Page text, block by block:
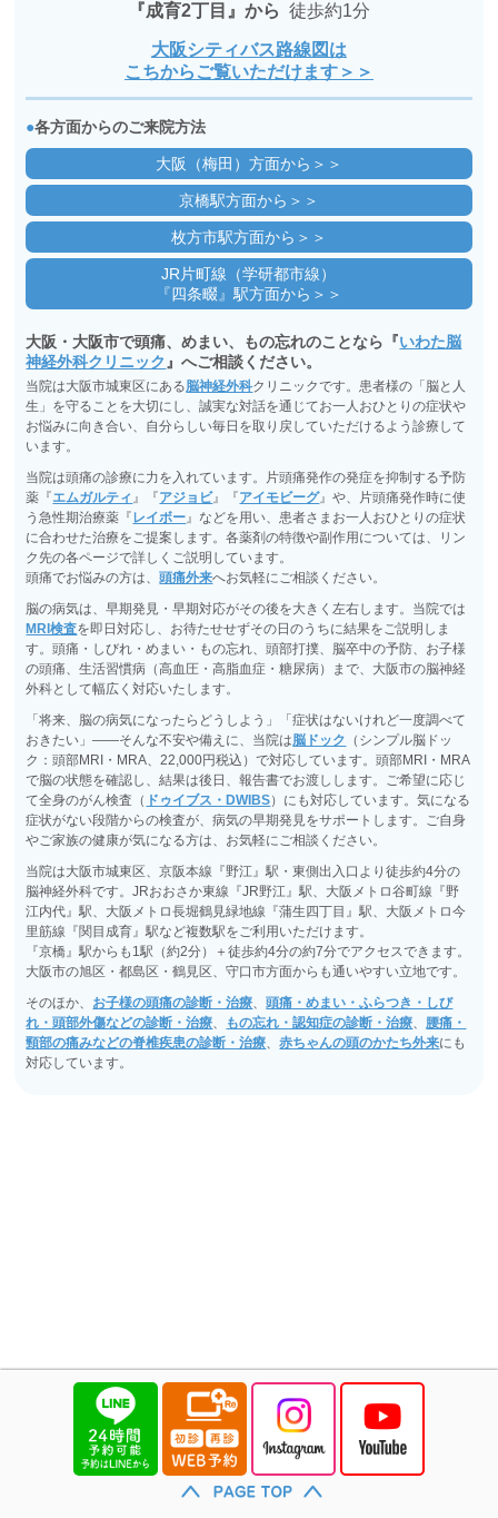
『成育2丁目』から 徒歩約1分
大阪シティバス路線図は
こちからご覧いただけます＞＞
●各方面からのご来院方法
大阪（梅田）方面から＞＞
京橋駅方面から＞＞
枚方市駅方面から＞＞
JR片町線（学研都市線）
『四条畷』駅方面から＞＞
大阪・大阪市で頭痛、めまい、もの忘れのことなら『いわた脳
神経外科クリニック』へご相談ください。
当院は大阪市城東区にある脳神経外科クリニックです。患者様の「脳と人
生」を守ることを大切にし、誠実な対話を通じてお一人おひとりの症状や
お悩みに向き合い、自分らしい毎日を取り戻していただけるよう診療して
います。
当院は頭痛の診療に力を入れています。片頭痛発作の発症を抑制する予防
薬『エムガルティ 』『アジョビ』『アイモビーグ』や、片頭痛発作時に使
う急性期治療薬『 レイボー』などを用い、患者さまお一人おひとりの症状
に合わせた治療をご提案します。各薬剤の特徴や副作用については、リン
ク先の各ページで詳しくご説明しています。
頭痛でお悩みの方は、頭痛外来へお気軽にご相談ください。
脳の病気は、早期発見・早期対応がその後を大きく左右します。当院では
MRI検査を即日対応し、お待たせせずその日のうちに結果をご説明しま
す。頭痛・しびれ・めまい・もの忘れ、頭部打撲、脳卒中の予防、お子様
の頭痛、生活習慣病（高血圧・高脂血症・糖尿病）まで、大阪市の脳神経
外科として幅広く対応いたします。
「将来、脳の病気になったらどうしよう」「症状はないけれど一度調べて
おきたい」――そんな不安や備えに、当院は脳ドック （シンプル脳ドッ
ク：頭部MRI・MRA、22,000円税込）で対応しています。頭部MRI・MRA
で脳の状態を確認し、結果は後日、報告書でお渡しします。ご希望に応じ
て全身のがん検査（ ドゥイブス・DWIBS）にも対応しています。気になる
症状がない段階からの検査が、病気の早期発見をサポートします。ご自身
やご家族の健康が気になる方は、お気軽にご相談ください。
当院は大阪市城東区、京阪本線『野江』駅・東側出入口より徒歩約4分の
脳神経外科です。JRおおさか東線『JR野江』駅、大阪メトロ谷町線『野
江内代』駅、大阪メトロ長堀鶴見緑地線『蒲生四丁目』駅、大阪メトロ今
里筋線『関目成育』駅など複数駅をご利用いただけます。
『京橋』駅からも1駅（約2分）＋徒歩約4分の約7分でアクセスできます。
大阪市の旭区・都島区・鶴見区、守口市方面からも通いやすい立地です。
そのほか、 お子様の頭痛の診断・治療、頭痛・めまい・ふらつき・しび
れ・頭部外傷などの診断・治療、 もの忘れ・認知症の診断・治療、腰痛・
頸部の痛みなどの脊椎疾患の診断・治療、赤ちゃんの頭のかたち外来にも
対応しています。